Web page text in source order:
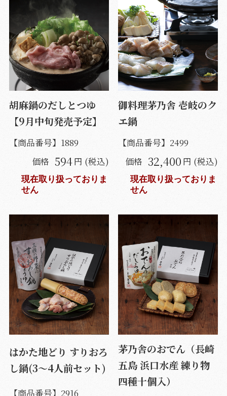
胡麻鍋のだしとつゆ
【9月中旬発売予定】
【商品番号】 1889
価格 594円 (税込)
現在取り扱っておりま
せん
御料理茅乃舎 壱岐のク
エ鍋
【商品番号】 2499
価格 32,400 円 (税込)
現在取り扱っておりま
せん
はかた地どり すりおろ
し鍋(3～4人前セット)
【商品番号】 2916
茅乃舎のおでん（長崎
五島 浜口水産 練り物
四種十個入）